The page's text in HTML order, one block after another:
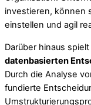
investieren, können
einstellen und agil
Darüber hinaus
datenbasierten
Durch die Analyse
fundierte